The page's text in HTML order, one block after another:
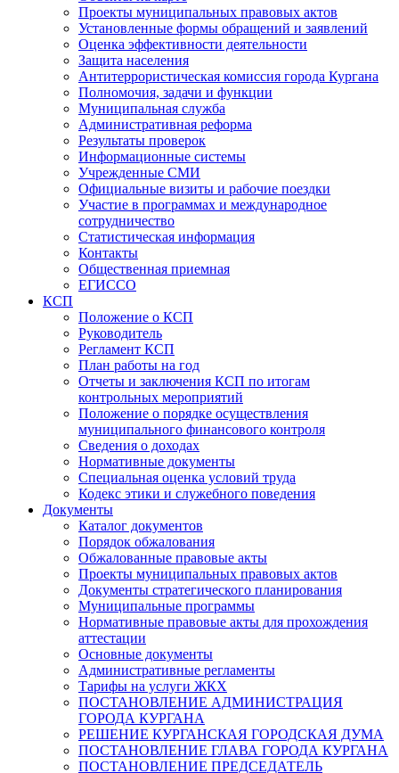
Проекты муниципальных правовых актов
Установленные формы обращений и заявлений
Оценка эффективности деятельности
Защита населения
Антитеррористическая комиссия города Кургана
Полномочия, задачи и функции
Муниципальная служба
Административная реформа
Результаты проверок
Информационные системы
Учрежденные СМИ
Официальные визиты и рабочие поездки
Участие в программах и международное
сотрудничество
Статистическая информация
Контакты
Общественная приемная
ЕГИССО
КСП
Положение о КСП
Руководитель
Регламент КСП
План работы на год
Отчеты и заключения КСП по итогам
контрольных мероприятий
Положение о порядке осуществления
муниципального финансового контроля
Сведения о доходах
Нормативные документы
Специальная оценка условий труда
Кодекс этики и служебного поведения
Документы
Каталог документов
Порядок обжалования
Обжалованные правовые акты
Проекты муниципальных правовых актов
Документы стратегического планирования
Муниципальные программы
Нормативные правовые акты для прохождения
аттестации
Основные документы
Административные регламенты
Тарифы на услуги ЖКХ
ПОСТАНОВЛЕНИЕ АДМИНИСТРАЦИЯ
ГОРОДА КУРГАНА
РЕШЕНИЕ КУРГАНСКАЯ ГОРОДСКАЯ ДУМА
ПОСТАНОВЛЕНИЕ ГЛАВА ГОРОДА КУРГАНА
ПОСТАНОВЛЕНИЕ ПРЕДСЕДАТЕЛЬ